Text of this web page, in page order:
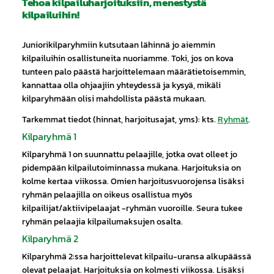
kilpailuihin!
Juniorikilparyhmiin kutsutaan lähinnä jo aiemmin
kilpailuihin osallistuneita nuoriamme. Toki, jos on kova
tunteen palo päästä harjoittelemaan määrätietoisemmin,
kannattaa olla ohjaajiin yhteydessä ja kysyä, mikäli
kilparyhmään olisi mahdollista päästä mukaan.
Tarkemmat tiedot (hinnat, harjoitusajat, yms): kts. Ryhmät.
Kilparyhmä 1
Kilparyhmä 1 on suunnattu pelaajille, jotka ovat olleet jo
pidempään kilpailutoiminnassa mukana. Harjoituksia on
kolme kertaa viikossa. Omien harjoitusvuorojensa lisäksi
ryhmän pelaajilla on oikeus osallistua myös
kilpailijat/aktiivipelaajat -ryhmän vuoroille. Seura tukee
ryhmän pelaajia kilpailumaksujen osalta.
Kilparyhmä 2
Kilparyhmä 2:ssa harjoittelevat kilpailu-uransa alkupäässä
olevat pelaajat. Harjoituksia on kolmesti viikossa. Lisäksi